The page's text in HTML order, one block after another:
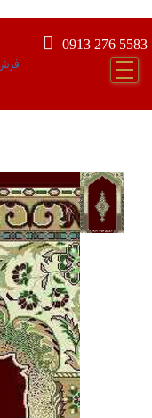
0913 276 5583